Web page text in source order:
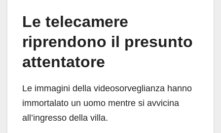
Le telecamere
riprendono il presunto
attentatore
Le immagini della videosorveglianza hanno
immortalato un uomo mentre si avvicina
all’ingresso della villa.